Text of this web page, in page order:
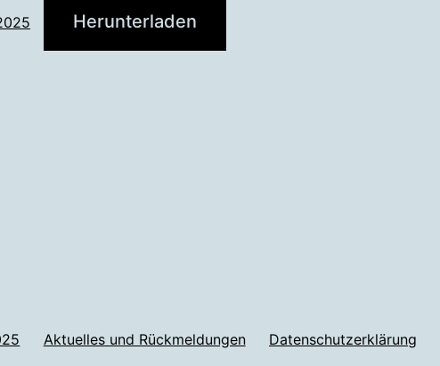
Herunterladen
Aktuelles und Rückmeldungen Datenschutzerklärung